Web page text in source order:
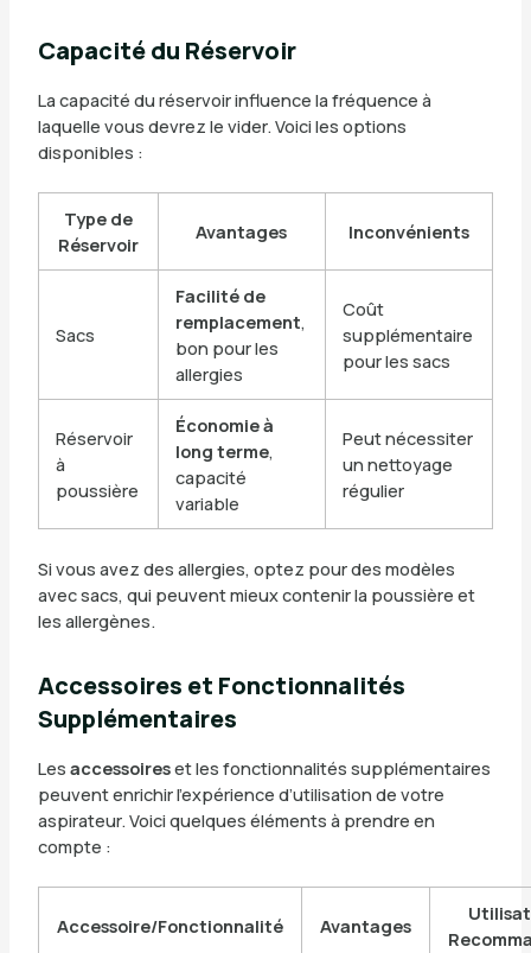
Capacité du Réservoir
La capacité du réservoir influence la fréquence à
laquelle vous devrez le vider. Voici les options
disponibles :
Type de
Réservoir
Avantages Inconvénients
Sacs
Facilité de
remplacement,
bon pour les
allergies
Coût
supplémentaire
pour les sacs
Réservoir
à
poussière
Économie à
long terme,
capacité
variable
Peut nécessiter
un nettoyage
régulier
Si vous avez des allergies, optez pour des modèles
avec sacs, qui peuvent mieux contenir la poussière et
les allergènes.
Accessoires et Fonctionnalités
Supplémentaires
Les accessoireset les fonctionnalités supplémentaires
peuvent enrichir l’expérience d’utilisation de votre
aspirateur. Voici quelques éléments à prendre en
compte :
Accessoire/Fonctionnalité Avantages